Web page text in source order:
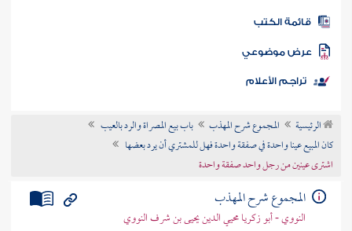
المكتبة
الكتب
موضوعي
تراجم الأعلام
الرئيسية المجموع شرح المهذب
باب بيع المصراة والرد بالعيب
كان المبيع عينا واحدة في صفقة واحدة فهل للمشتري أن يرد بعضها
اشترى عينين من رجل واحد صفقة واحدة
المجموع شرح المهذب
النووي - أبو زكريا محيي الدين يحيى بن شرف النووي